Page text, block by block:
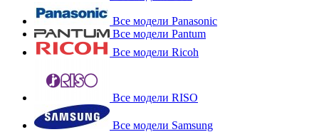
Все модели Panasonic
Все модели Pantum
Все модели Ricoh
Все модели RISO
Все модели Samsung